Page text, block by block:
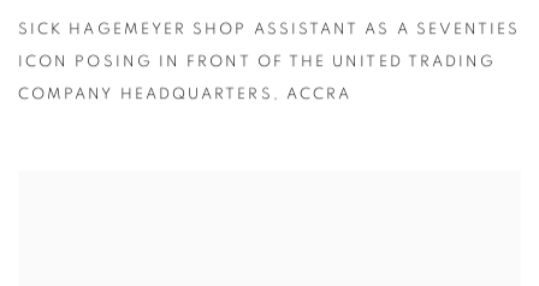
SICK HAGEMEYER SHOP ASSISTANT AS A SEVENTIES
ICON POSING IN FRONT OF THE UNITED TRADING
COMPANY HEADQUARTERS , ACCRA